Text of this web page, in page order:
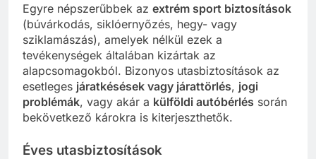
Egyre népszerűbbek az extrém sport biztosítások
(búvárkodás, siklóernyőzés, hegy- vagy
sziklamászás), amelyek nélkül ezek a
tevékenységek általában kizártak az
alapcsomagokból. Bizonyos utasbiztosítások az
esetleges járatkésések vagy járattörlés, jogi
problémák, vagy akár a külföldi autóbérlés során
bekövetkező károkra is kiterjeszthetők.
Éves utasbiztosítások